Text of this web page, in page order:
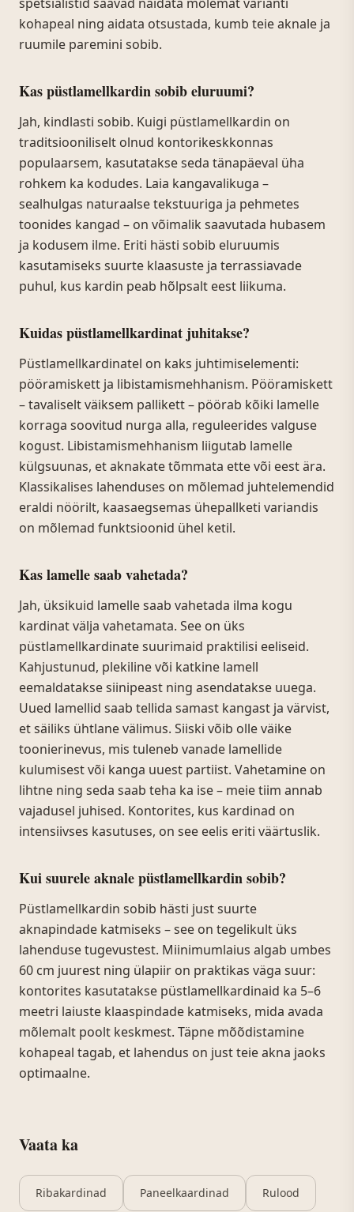
kohapeal ning aidata otsustada, kumb teie aknale ja
ruumile paremini sobib.
Kas püstlamellkardin sobib eluruumi?
Jah, kindlasti sobib. Kuigi püstlamellkardin on
traditsiooniliselt olnud kontorikeskkonnas
populaarsem, kasutatakse seda tänapäeval üha
rohkem ka kodudes. Laia kangavalikuga –
sealhulgas naturaalse tekstuuriga ja pehmetes
toonides kangad – on võimalik saavutada hubasem
ja kodusem ilme. Eriti hästi sobib eluruumis
kasutamiseks suurte klaasuste ja terrassiavade
puhul, kus kardin peab hõlpsalt eest liikuma.
Kuidas püstlamellkardinat juhitakse?
Püstlamellkardinatel on kaks juhtimiselementi:
pööramiskett ja libistamismehhanism. Pööramiskett
– tavaliselt väiksem pallikett – pöörab kõiki lamelle
korraga soovitud nurga alla, reguleerides valguse
kogust. Libistamismehhanism liigutab lamelle
külgsuunas, et aknakate tõmmata ette või eest ära.
Klassikalises lahenduses on mõlemad juhtelemendid
eraldi nöörilt, kaasaegsemas ühepallketi variandis
on mõlemad funktsioonid ühel ketil.
Kas lamelle saab vahetada?
Jah, üksikuid lamelle saab vahetada ilma kogu
kardinat välja vahetamata. See on üks
püstlamellkardinate suurimaid praktilisi eeliseid.
Kahjustunud, plekiline või katkine lamell
eemaldatakse siinipeast ning asendatakse uuega.
Uued lamellid saab tellida samast kangast ja värvist,
et säiliks ühtlane välimus. Siiski võib olle väike
toonierinevus, mis tuleneb vanade lamellide
kulumisest või kanga uuest partiist. Vahetamine on
lihtne ning seda saab teha ka ise – meie tiim annab
vajadusel juhised. Kontorites, kus kardinad on
intensiivses kasutuses, on see eelis eriti väärtuslik.
Kui suurele aknale püstlamellkardin sobib?
Püstlamellkardin sobib hästi just suurte
aknapindade katmiseks – see on tegelikult üks
lahenduse tugevustest. Miinimumlaius algab umbes
60 cm juurest ning ülapiir on praktikas väga suur:
kontorites kasutatakse püstlamellkardinaid ka 5–6
meetri laiuste klaaspindade katmiseks, mida avada
mõlemalt poolt keskmest. Täpne mõõdistamine
kohapeal tagab, et lahendus on just teie akna jaoks
optimaalne.
Vaata ka
Ribakardinad Paneelkaardinad Rulood